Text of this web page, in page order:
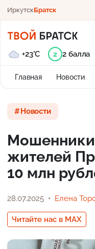
ИркутскБратск
Главная Новости
+23°C 2 2 балла
Новости
жителей
10 млн
28.07.2025 Елена
Читайте нас в MAX